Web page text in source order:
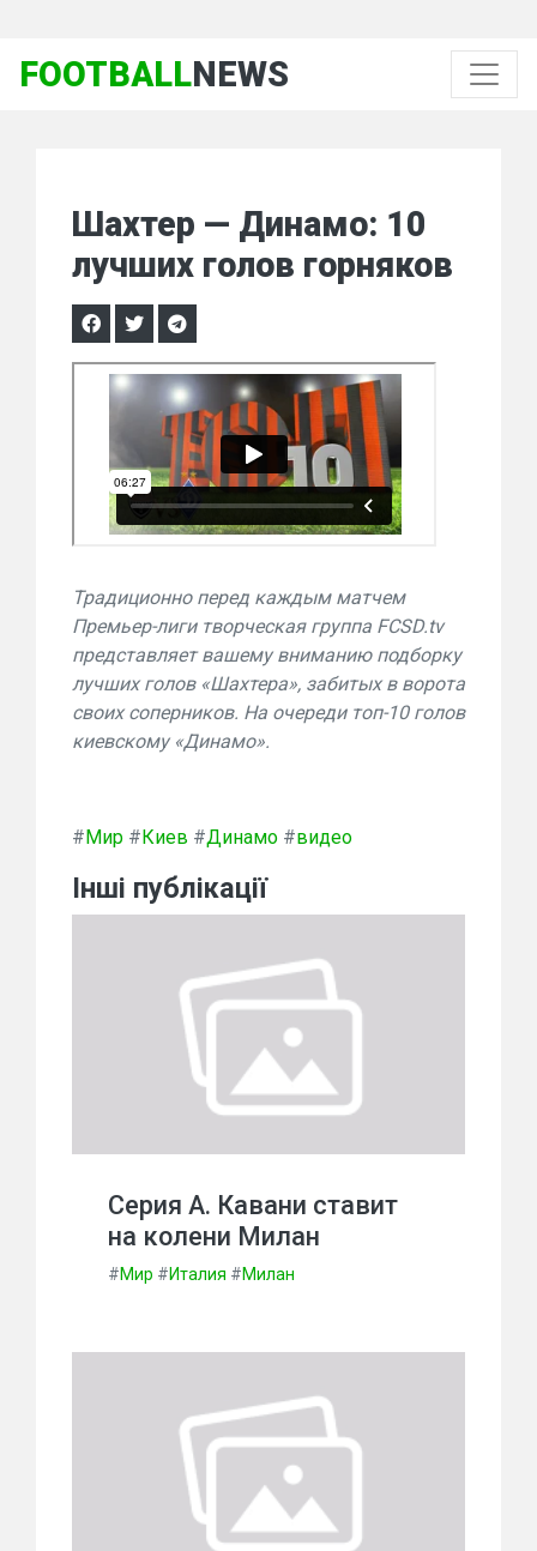
FOOTBALLNEWS
Шахтер — Динамо: 10
лучших голов горняков
Традиционно перед каждым матчем
Премьер-лиги творческая группа FCSD.tv
представляет вашему вниманию подборку
лучших голов «Шахтера», забитых в ворота
своих соперников. На очереди топ-10 голов
киевскому «Динамо».
#Мир #Киев #Динамо #видео
Інші публікації
Серия А. Кавани ставит
на колени Милан
#Мир #Италия #Милан